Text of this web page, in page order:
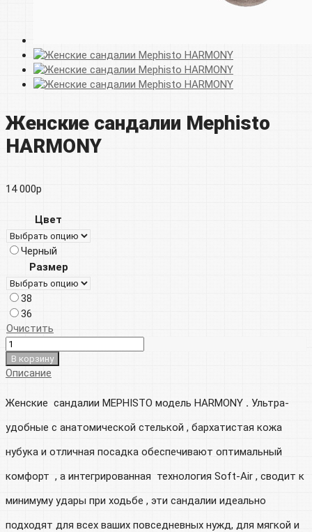
Женские сандалии Mephisto
HARMONY
14 000р
Цвет
Черный
Размер
38
36
Очистить
В корзину
Описание
Женские сандалии MEPHISTO модель HARMONY . Ультра-
удобные с анатомической стелькой , бархатистая кожа
нубука и отличная посадка обеспечивают оптимальный
комфорт , а интегрированная технология Soft-Air , сводит к
минимуму удары при ходьбе , эти сандалии идеально
подходят для всех ваших повседневных нужд, для мягкой и